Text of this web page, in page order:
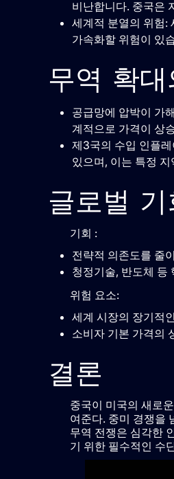
비난합니다. 중국은
세계적 분열의 위험:
가속화할 위험이 있
무역 확
공급망에 압박이 가
계적으로 가격이 상
제3국의 수입 인플
있으며, 이는 특정
글로벌
기회 :
전략적 의존도를 줄
청정기술, 반도체 등
위험 요소:
세계 시장의 장기적
소비자 기본 가격의
결론
중국이 미국의 새로
여준다. 중미 경쟁을
무역 전쟁은 심각한
기 위한 필수적인 수